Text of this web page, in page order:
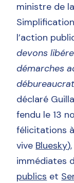
ministre de
l’action
devons
démarches
déclaré
fendu le 13
félicitations
vive Bluesky
immédiates
publics et